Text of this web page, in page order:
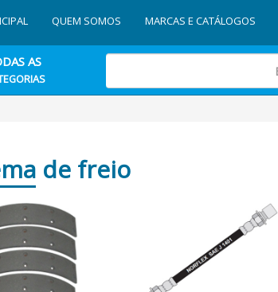
QUEM SOMOS MARCAS E CATÁLOGOS
AS
de freio